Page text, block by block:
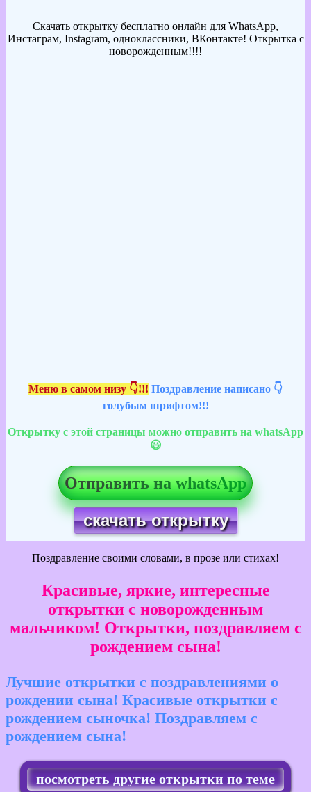
Скачать открытку бесплатно онлайн для WhatsApp,
Инстаграм, Instagram, одноклассники, ВКонтакте! Открытка с
новорожденным!!!!
Меню в самом низу 👇!!! Поздравление написано 👇
голубым шрифтом!!!
Открытку с этой страницы можно отправить на whatsApp
😃
Отправить на whatsApp
скачать открытку
Поздравление своими словами, в прозе или стихах!
Красивые, яркие, интересные
открытки с новорожденным
мальчиком! Открытки, поздравляем с
рождением сына!
Лучшие открытки с поздравлениями о
рождении сына! Красивые открытки с
рождением сыночка! Поздравляем с
рождением сына!
посмотреть другие открытки по теме